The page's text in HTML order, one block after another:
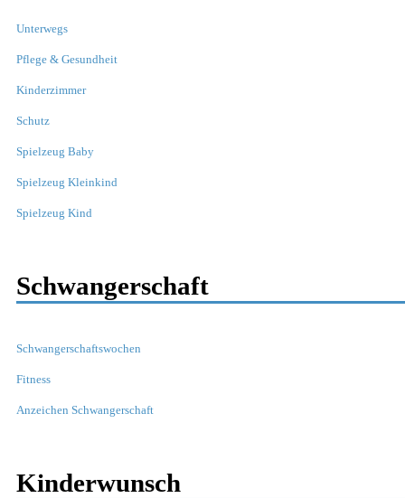
Unterwegs
Pflege & Gesundheit
Kinderzimmer
Schutz
Spielzeug Baby
Spielzeug Kleinkind
Spielzeug Kind
Schwangerschaft
Schwangerschaftswochen
Fitness
Anzeichen Schwangerschaft
Kinderwunsch